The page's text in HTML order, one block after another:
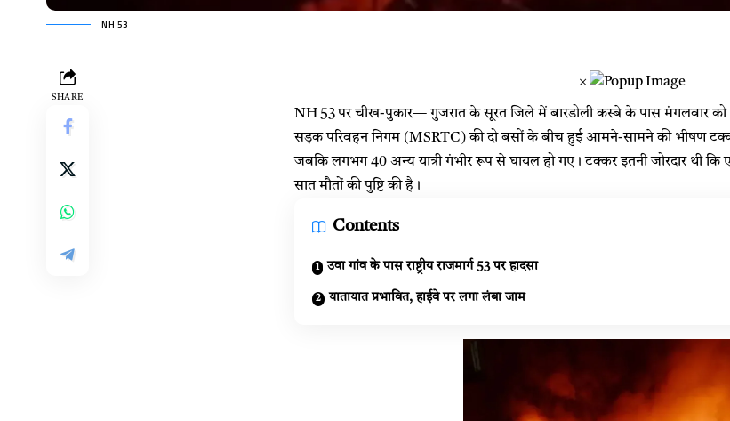
NH 53
SHARE
×
NH 53 पर चीख-पुकार— गुजरात के सूरत जिले में बारडोली कस्बे के पास मंगलवार को एक
सड़क परिवहन निगम (MSRTC) की दो बसों के बीच हुई आमने-सामने की भीषण
जबकि लगभग 40 अन्य यात्री गंभीर रूप से घायल हो गए। टक्कर इतनी जोरदार थी
सात मौतों की पुष्टि की है।
Contents
उवा गांव के पास राष्ट्रीय राजमार्ग 53 पर हादसा
यातायात प्रभावित, हाईवे पर लगा लंबा जाम